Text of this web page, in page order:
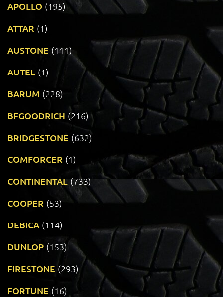
APOLLO (195)
ATTAR (1)
AUSTONE (111)
AUTEL (1)
BARUM (228)
BFGOODRICH (216)
BRIDGESTONE (632)
COMFORCER (1)
CONTINENTAL (733)
COOPER (53)
DEBICA (114)
DUNLOP (153)
FIRESTONE (293)
FORTUNE (16)